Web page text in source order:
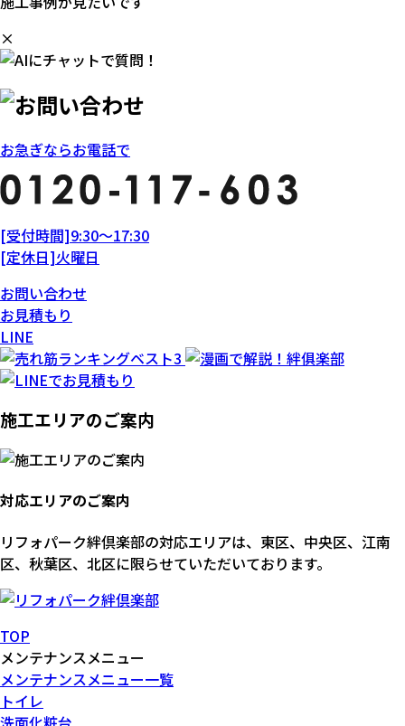
×
お急ぎならお電話で
[受付時間]9:30～17:30
[定休日]火曜日
お問い合わせ
お見積もり
LINE
施工エリアのご案内
対応エリアのご案内
リフォパーク絆倶楽部の対応エリアは、東区、中央区、江南
区、秋葉区、北区に限らせていただいております。
TOP
メンテナンスメニュー
メンテナンスメニュー一覧
トイレ